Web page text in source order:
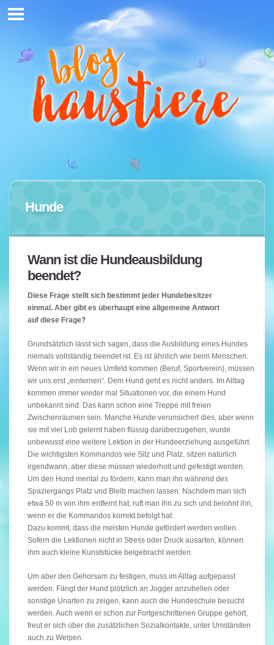
Hunde
Wann ist die Hundeausbildung
beendet?
Diese Frage stellt sich bestimmt jeder Hundebesitzer
einmal. Aber gibt es überhaupt eine allgemeine Antwort
auf diese Frage?
Grundsätzlich lässt sich sagen, dass die Ausbildung eines Hundes
niemals vollständig beendet ist. Es ist ähnlich wie beim Menschen.
Wenn wir in ein neues Umfeld kommen (Beruf, Sportverein), müssen
wir uns erst „einlernen“. Dem Hund geht es nicht anders. Im Alltag
kommen immer wieder mal Situationen vor, die einem Hund
unbekannt sind. Das kann schon eine Treppe mit freien
Zwischenräumen sein. Manche Hunde verunsichert dies, aber wenn
sie mit viel Lob gelernt haben flüssig darüberzugehen, wurde
unbewusst eine weitere Lektion in der Hundeerziehung ausgeführt.
Die wichtigsten Kommandos wie Sitz und Platz, sitzen natürlich
irgendwann, aber diese müssen wiederholt und gefestigt werden.
Um den Hund mental zu fördern, kann man ihn während des
Spaziergangs Platz und Bleib machen lassen. Nachdem man sich
etwa 50 m von ihm entfernt hat, ruft man ihn zu sich und belohnt ihn,
wenn er die Kommandos korrekt befolgt hat.
Dazu kommt, dass die meisten Hunde gefördert werden wollen.
Sofern die Lektionen nicht in Stress oder Druck ausarten, können
ihm auch kleine Kunststücke beigebracht werden.
Um aber den Gehorsam zu festigen, muss im Alltag aufgepasst
werden. Fängt der Hund plötzlich an Jogger anzubellen oder
sonstige Unarten zu zeigen, kann auch die Hundeschule besucht
werden. Auch wenn er schon zur Fortgeschrittenen Gruppe gehört,
freut er sich über die zusätzlichen Sozialkontakte, unter Umständen
auch zu Welpen.